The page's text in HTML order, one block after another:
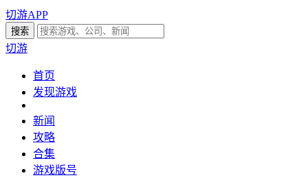
切游APP
切游
首页
发现游戏
新闻
攻略
合集
游戏版号